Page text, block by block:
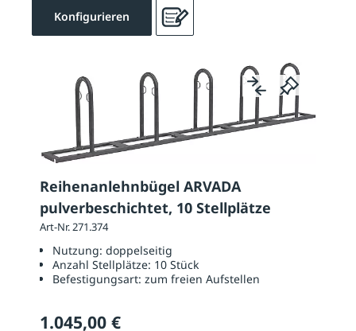
Konfigurieren
Reihenanlehnbügel ARVADA
pulverbeschichtet, 10 Stellplätze
Art-Nr. 271.374
Nutzung: doppelseitig
Anzahl Stellplätze: 10 Stück
Befestigungsart: zum freien Aufstellen
1.045,00 €